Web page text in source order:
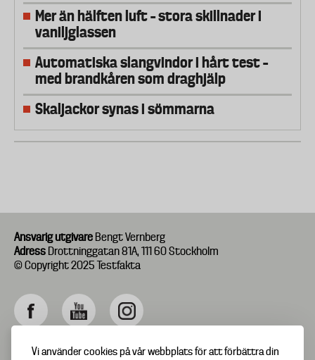
Vi använder cookies på vår webbplats för att förbättra din
Mer än hälften luft – stora skillnader i
vaniljglassen
Automatiska slangvindor i hårt test –
med brandkåren som draghjälp
Skaljackor synas i sömmarna
Ansvarig utgivare Bengt Vernberg
Adress Drottninggatan 81A, 111 60 Stockholm
© Copyright 2025 Testfakta